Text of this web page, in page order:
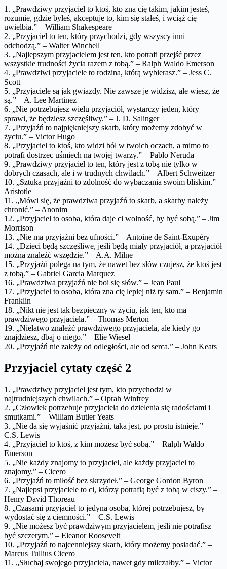
1. „Prawdziwy przyjaciel to ktoś, kto zna cię takim, jakim jesteś,
rozumie, gdzie byłeś, akceptuje to, kim się stałeś, i wciąż cię
uwielbia.” – William Shakespeare
2. „Przyjaciel to ten, który przychodzi, gdy wszyscy inni
odchodzą.” – Walter Winchell
3. „Najlepszym przyjacielem jest ten, kto potrafi przejść przez
wszystkie trudności życia razem z tobą.” – Ralph Waldo Emerson
4. „Prawdziwi przyjaciele to rodzina, którą wybierasz.” – Jess C.
Scott
5. „Przyjaciele są jak gwiazdy. Nie zawsze je widzisz, ale wiesz, że
są.” – A. Lee Martinez
6. „Nie potrzebujesz wielu przyjaciół, wystarczy jeden, który
sprawi, że będziesz szczęśliwy.” – J. D. Salinger
7. „Przyjaźń to najpiękniejszy skarb, który możemy zdobyć w
życiu.” – Victor Hugo
8. „Przyjaciel to ktoś, kto widzi ból w twoich oczach, a mimo to
potrafi dostrzec uśmiech na twojej twarzy.” – Pablo Neruda
9. „Prawdziwy przyjaciel to ten, który jest z tobą nie tylko w
dobrych czasach, ale i w trudnych chwilach.” – Albert Schweitzer
10. „Sztuka przyjaźni to zdolność do wybaczania swoim bliskim.” –
Aristotle
11. „Mówi się, że prawdziwa przyjaźń to skarb, a skarby należy
chronić.” – Anonim
12. „Przyjaciel to osoba, która daje ci wolność, by być sobą.” – Jim
Morrison
13. „Nie ma przyjaźni bez ufności.” – Antoine de Saint-Exupéry
14. „Dzieci będą szczęśliwe, jeśli będą miały przyjaciół, a przyjaciół
można znaleźć wszędzie.” – A.A. Milne
15. „Przyjaźń polega na tym, że nawet bez słów czujesz, że ktoś jest
z tobą.” – Gabriel Garcia Marquez
16. „Prawdziwa przyjaźń nie boi się słów.” – Jean Paul
17. „Przyjaciel to osoba, która zna cię lepiej niż ty sam.” – Benjamin
Franklin
18. „Nikt nie jest tak bezpieczny w życiu, jak ten, kto ma
prawdziwego przyjaciela.” – Thomas Merton
19. „Niełatwo znaleźć prawdziwego przyjaciela, ale kiedy go
znajdziesz, dbaj o niego.” – Elie Wiesel
20. „Przyjaźń nie zależy od odległości, ale od serca.” – John Keats
Przyjaciel cytaty część 2
1. „Prawdziwy przyjaciel jest tym, kto przychodzi w
najtrudniejszych chwilach.” – Oprah Winfrey
2. „Człowiek potrzebuje przyjaciela do dzielenia się radościami i
smutkami.” – William Butler Yeats
3. „Nie da się wyjaśnić przyjaźni, taka jest, po prostu istnieje.” –
C.S. Lewis
4. „Przyjaciel to ktoś, z kim możesz być sobą.” – Ralph Waldo
Emerson
5. „Nie każdy znajomy to przyjaciel, ale każdy przyjaciel to
znajomy.” – Cicero
6. „Przyjaźń to miłość bez skrzydeł.” – George Gordon Byron
7. „Najlepsi przyjaciele to ci, którzy potrafią być z tobą w ciszy.” –
Henry David Thoreau
8. „Czasami przyjaciel to jedyna osoba, której potrzebujesz, by
wydostać się z ciemności.” – C.S. Lewis
9. „Nie możesz być prawdziwym przyjacielem, jeśli nie potrafisz
być szczerym.” – Eleanor Roosevelt
10. „Przyjaźń to najcenniejszy skarb, który możemy posiadać.” –
Marcus Tullius Cicero
11. „Słuchaj swojego przyjaciela, nawet gdy milczałby.” – Victor